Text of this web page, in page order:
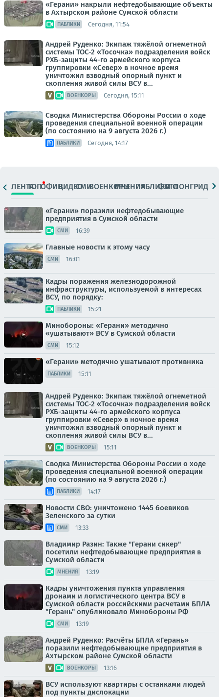
«Герани» накрыли нефтедобывающие объекты
в Ахтырском районе Сумской области
ПАБЛИКИ Сегодня, 11:54
Андрей Руденко: Экипаж тяжёлой огнеметной
системы ТОС-2 «Тосочка» подразделения войск
РХБ-защиты 44-го армейского корпуса
группировки «Север» в ночное время
уничтожил взводный опорный пункт и
скопления живой силы ВСУ в...
ВОЕНКОРЫ Сегодня, 15:11
Сводка Министерства Обороны России о ходе
проведения специальной военной операции
(по состоянию на 9 августа 2026 г.)
ПАБЛИКИ Сегодня, 14:17
ЛЕНТАТОПОФИЦ.ВИДЕОСМИВОЕНКОРЫМНЕНИЯПАБЛИКИ
ФОТОЛОНГРИДЫ
«Герани» поразили нефтедобывающие
предприятия в Сумской области
СМИ 16:39
Главные новости к этому часу
СМИ 16:01
Кадры поражения железнодорожной
инфраструктуры, используемой в интересах
ВСУ, по порядку:
ПАБЛИКИ 15:21
Минобороны: «Герани» методично
«ушатывают» ВСУ в Сумской области
СМИ 15:12
«Герани» методично ушатывают противника
ПАБЛИКИ 15:11
Андрей Руденко: Экипаж тяжёлой огнеметной
системы ТОС-2 «Тосочка» подразделения войск
РХБ-защиты 44-го армейского корпуса
группировки «Север» в ночное время
уничтожил взводный опорный пункт и
скопления живой силы ВСУ в...
ВОЕНКОРЫ 15:11
Сводка Министерства Обороны России о ходе
проведения специальной военной операции
(по состоянию на 9 августа 2026 г.)
ПАБЛИКИ 14:17
Новости СВО: уничтожено 1445 боевиков
Зеленского за сутки
СМИ 13:33
Владимир Разин: Также "Герани сикер"
посетили нефтедобывающие предприятия в
Сумской области
МНЕНИЯ 13:19
Кадры уничтожения пункта управления
дронами и логистического центра ВСУ в
Сумской области российскими расчетами БПЛА
"Герань" опубликовало Минобороны РФ
СМИ 13:19
Андрей Руденко: Расчёты БПЛА «Герань»
поразили нефтедобывающие предприятия в
Ахтырском районе Сумской области
ВОЕНКОРЫ 13:16
ВСУ используют квартиры с останками людей
под пункты дислокации